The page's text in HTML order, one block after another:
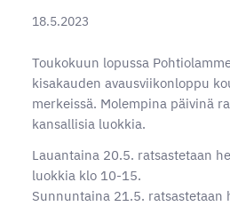
18.5.2023
Toukokuun lopussa
kisakauden avausviikonloppu
merkeissä. Molempina päivinä
kansallisia luokkia.
Lauantaina 20.5. ratsastetaan
luokkia klo 10-15.
Sunnuntaina 21.5. ratsastetaan